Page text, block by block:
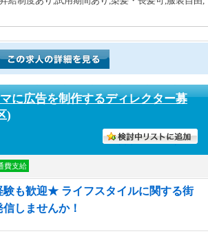
に広告を制作するディレクター募
)
費支給
も歓迎★ ライフスタイルに関する街
しませんか！